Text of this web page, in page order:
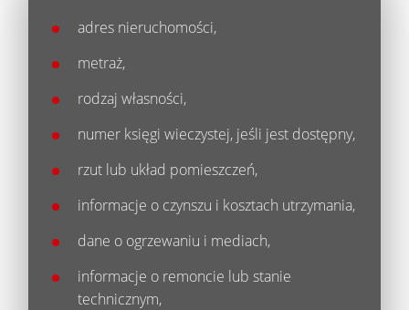
adres nieruchomości,
metraż,
rodzaj własności,
numer księgi wieczystej, jeśli jest dostępny,
rzut lub układ pomieszczeń,
informacje o czynszu i kosztach utrzymania,
dane o ogrzewaniu i mediach,
informacje o remoncie lub stanie
technicznym,